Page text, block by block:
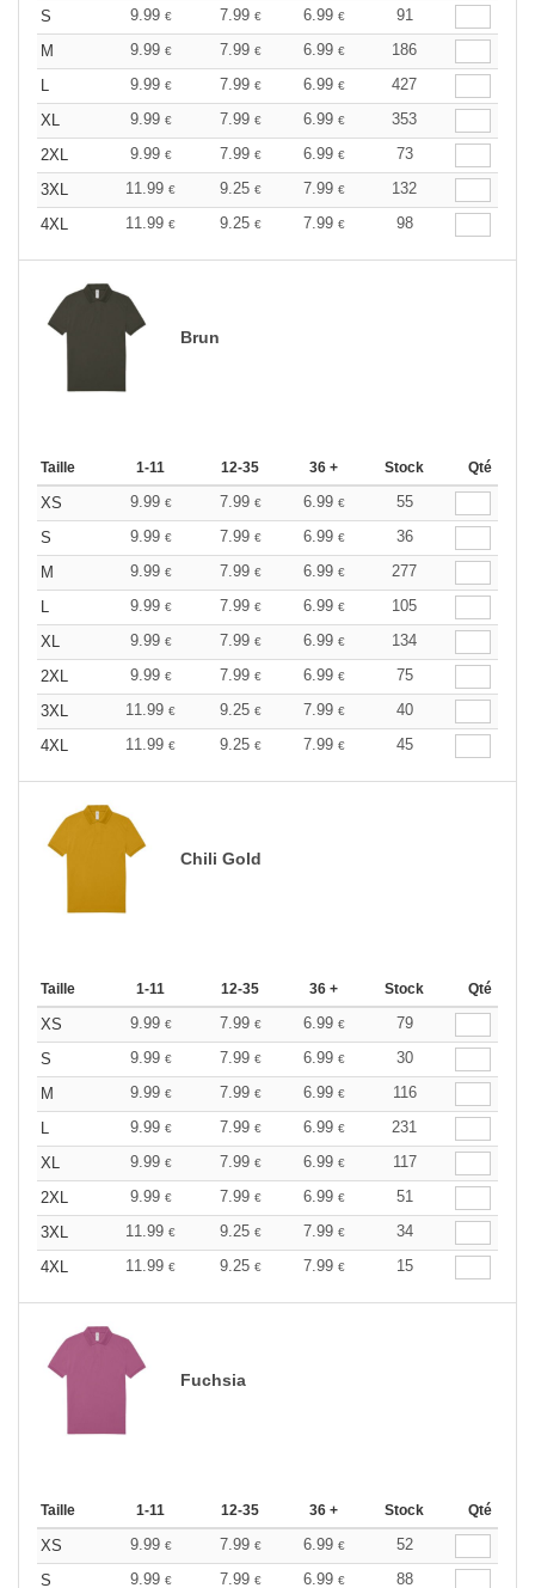
S
9.99 € 7.99 € 6.99 €
91
M
9.99 € 7.99 € 6.99 €
186
9.99 € 7.99 € 6.99 €
427
XL
9.99 € 7.99 € 6.99 €
353
2XL
9.99 € 7.99 € 6.99 €
73
3XL
11.99 € 9.25 € 7.99 €
132
4XL
11.99 € 9.25 € 7.99 € 98
Brun
Taille 1-11 12-35 36 + Stock Qté
XS 9.99 € 7.99 € 6.99 €
55
S
9.99 € 7.99 € 6.99 €
36
M
9.99 € 7.99 € 6.99 €
277
9.99 € 7.99 € 6.99 €
105
XL
9.99 € 7.99 € 6.99 €
134
2XL
9.99 € 7.99 € 6.99 €
75
3XL
11.99 € 9.25 € 7.99 €
40
4XL
11.99 € 9.25 € 7.99 € 45
Chili Gold
Taille 1-11 12-35 36 + Stock Qté
XS 9.99 € 7.99 € 6.99 €
79
S
9.99 € 7.99 € 6.99 €
30
M
9.99 € 7.99 € 6.99 €
116
9.99 € 7.99 € 6.99 €
231
XL
9.99 € 7.99 € 6.99 €
117
2XL
9.99 € 7.99 € 6.99 €
51
3XL
11.99 € 9.25 € 7.99 €
34
4XL
11.99 € 9.25 € 7.99 € 15
Fuchsia
Taille 1-11 12-35 36 + Stock Qté
XS 9.99 € 7.99 € 6.99 €
52
S
9.99 € 7.99 € 6.99 € 88